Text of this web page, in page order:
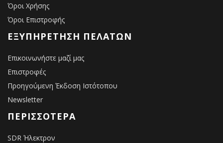
Όροι Χρήσης
Όροι Επιστροφής
ΕΞΥΠΗΡΈΤΗΣΗ ΠΕΛΑΤΏΝ
Επικοινωνήστε μαζί μας
Επιστροφές
Προηγούμενη Έκδοση Ιστότοπου
Newsletter
ΠΕΡΙΣΣΌΤΕΡΑ
SDR Ήλεκτρον